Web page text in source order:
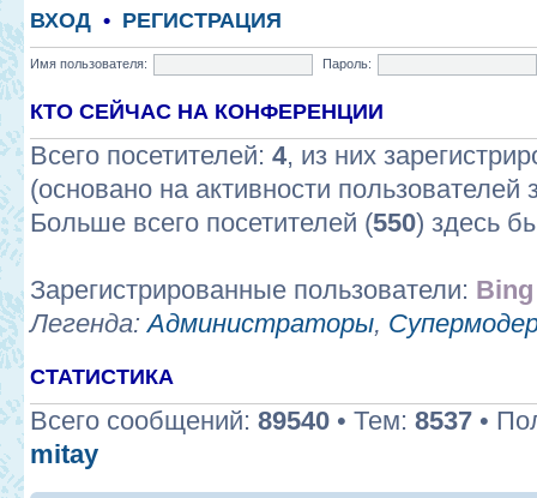
ВХОД • РЕГИСТРАЦИЯ
Имя пользователя: Пароль:
КТО СЕЙЧАС НА КОНФЕРЕНЦИИ
Всего посетителей: 4, из них
(основано на активности пользователей
Больше всего посетителей (550) здесь
Зарегистрированные пользователи:
Легенда:Администраторы,
СТАТИСТИКА
Всего сообщений: 89540 • Тем: 8537 •
mitay